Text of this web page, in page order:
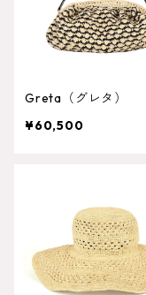
Greta（グレタ）
¥60,500